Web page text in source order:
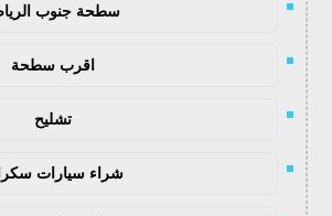
سطحة جنوب
اقرب سطحة
تشليح
شراء سيارات